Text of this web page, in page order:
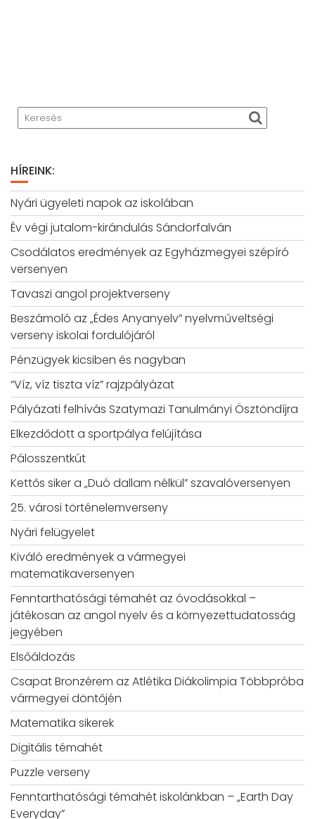
HÍREINK:
Nyári ügyeleti napok az iskolában
Év végi jutalom-kirándulás Sándorfalván
Csodálatos eredmények az Egyházmegyei szépíró
versenyen
Tavaszi angol projektverseny
Beszámoló az „Édes Anyanyelv” nyelvműveltségi
verseny iskolai fordulójáról
Pénzügyek kicsiben és nagyban
“Víz, víz tiszta víz” rajzpályázat
Pályázati felhívás Szatymazi Tanulmányi Ösztöndíjra
Elkezdődött a sportpálya felújítása
Pálosszentkút
Kettős siker a „Duó dallam nélkül” szavalóversenyen
25. városi történelemverseny
Nyári felügyelet
Kiváló eredmények a vármegyei
matematikaversenyen
Fenntarthatósági témahét az óvodásokkal –
játékosan az angol nyelv és a környezettudatosság
jegyében
Elsőáldozás
Csapat Bronzérem az Atlétika Diákolimpia Többpróba
vármegyei döntőjén
Matematika sikerek
Digitális témahét
Puzzle verseny
Fenntarthatósági témahét iskolánkban – „Earth Day
Everyday”